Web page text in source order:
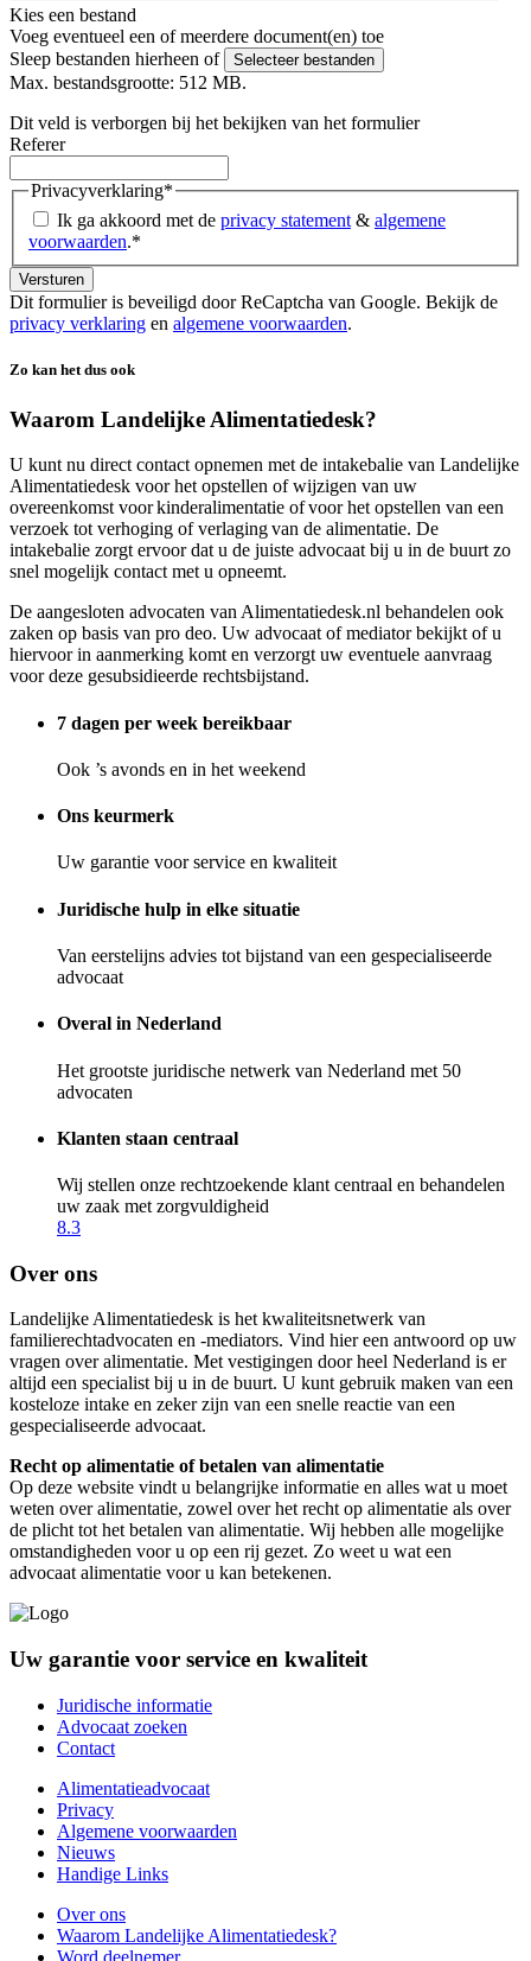
Kies een bestand
Voeg eventueel een of meerdere document(en) toe
Sleep bestanden hierheen of
Selecteer bestanden
Max. bestandsgrootte: 512 MB.
Dit veld is verborgen bij het bekijken van het formulier
Referer
Privacyverklaring*
Ik ga akkoord met de privacy statement & algemene
voorwaarden.*
Dit formulier is beveiligd door ReCaptcha van Google. Bekijk de
privacy verklaring en algemene voorwaarden.
Zo kan het dus ook
Waarom Landelijke Alimentatiedesk?
U kunt nu direct contact opnemen met de intakebalie van Landelijke
Alimentatiedesk voor het opstellen of wijzigen van uw
overeenkomst voor kinderalimentatie of voor het opstellen van een
verzoek tot verhoging of verlaging van de alimentatie. De
intakebalie zorgt ervoor dat u de juiste advocaat bij u in de buurt zo
snel mogelijk contact met u opneemt.
De aangesloten advocaten van Alimentatiedesk.nl behandelen ook
zaken op basis van pro deo. Uw advocaat of mediator bekijkt of u
hiervoor in aanmerking komt en verzorgt uw eventuele aanvraag
voor deze gesubsidieerde rechtsbijstand.
7 dagen per week bereikbaar
Ook ’s avonds en in het weekend
Ons keurmerk
Uw garantie voor service en kwaliteit
Juridische hulp in elke situatie
Van eerstelijns advies tot bijstand van een gespecialiseerde
advocaat
Overal in Nederland
Het grootste juridische netwerk van Nederland met 50
advocaten
Klanten staan centraal
Wij stellen onze rechtzoekende klant centraal en behandelen
uw zaak met zorgvuldigheid
8.3
Over ons
Landelijke Alimentatiedesk is het kwaliteitsnetwerk van
familierechtadvocaten en -mediators. Vind hier een antwoord op uw
vragen over alimentatie. Met vestigingen door heel Nederland is er
altijd een specialist bij u in de buurt. U kunt gebruik maken van een
kosteloze intake en zeker zijn van een snelle reactie van een
gespecialiseerde advocaat.
Recht op alimentatie of betalen van alimentatie
Op deze website vindt u belangrijke informatie en alles wat u moet
weten over alimentatie, zowel over het recht op alimentatie als over
de plicht tot het betalen van alimentatie. Wij hebben alle mogelijke
omstandigheden voor u op een rij gezet. Zo weet u wat een
advocaat alimentatie voor u kan betekenen.
Uw garantie voor service en kwaliteit
Juridische informatie
Advocaat zoeken
Contact
Alimentatieadvocaat
Privacy
Algemene voorwaarden
Nieuws
Handige Links
Over ons
Waarom Landelijke Alimentatiedesk?
Word deelnemer